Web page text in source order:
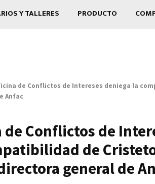
Y TALLERES PRODUCTO
de Conflictos de Intereses deniega la
Anfac
de Conflictos de
de
general de